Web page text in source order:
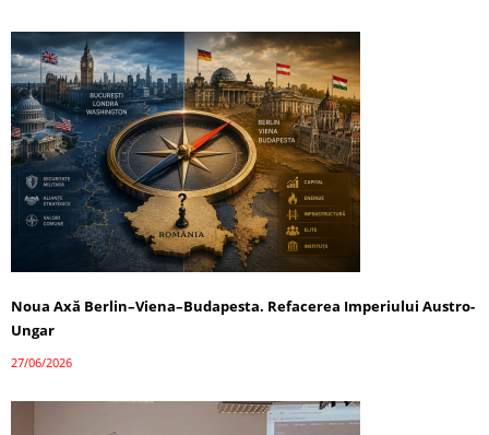
Noua Axă Berlin–Viena–Budapesta. Refacerea Imperiului Austro-
Ungar
27/06/2026